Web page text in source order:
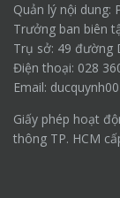
Quản lý nội dung:
Trưởng ban biên
Trụ sở: 49 đường
Điện thoại: 028
Email:
Giấy phép hoạt
thông TP. HCM